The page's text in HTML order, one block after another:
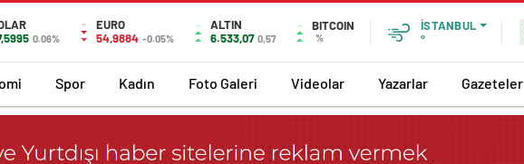
0.06%
EURO
54,9884 -0.05%
ALTIN
6.533,07 0,57
BITCOIN
%
İSTANBUL
°
Spor Kadın Foto Galeri Videolar Yazarlar Gazeteler